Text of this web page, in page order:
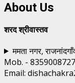
About Us
शरद श्रीवास्तव
ममता नगर,
Mob. - 8359008727
Email: